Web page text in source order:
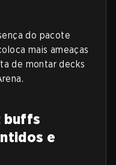
do pacote
mais ameaças
de montar decks
buffs
e